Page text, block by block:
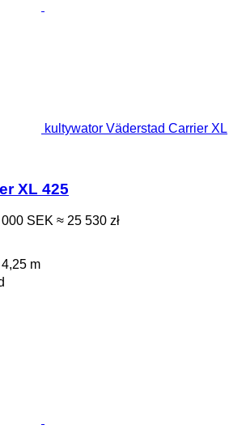
kultywator Väderstad Carrier XL
XL 425
SEK ≈ 25 530 zł
4,25 m